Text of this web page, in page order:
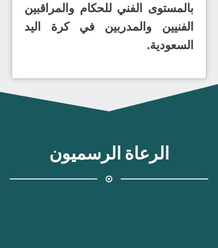
بالمستوى الفني للحكام والمراقبين
الفنيين والمدربين في كرة اليد
السعودية.
الرعاة الرسميون